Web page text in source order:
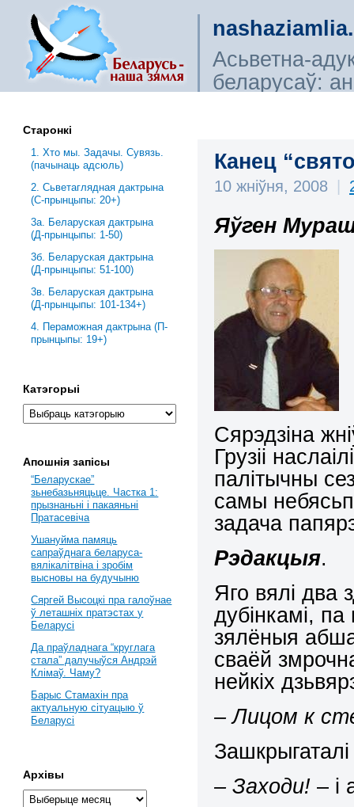
Асьветна-
беларусаў:
Канец
10 жніўня, 2008 |
Яўген
Сярэдзіна
Грузіі
палітычны
самы
задача
Рэдакцыя.
Яго вялі два
дубінкамі,
зялёныя
сваёй
нейкіх
– Лицом к
– Заходи! – і
Старонкі
1. Хто мы. Задачы. Сувязь.
(пачынаць адсюль)
2. Сьветаглядная дактрына
(С-прынцыпы: 20+)
3a. Беларуская дактрына
(Д-прынцыпы: 1-50)
3б. Беларуская дактрына
(Д-прынцыпы: 51-100)
3в. Беларуская дактрына
(Д-прынцыпы: 101-134+)
4. Пераможная дактрына (П-
прынцыпы: 19+)
Катэгорыі
Апошнія запісы
“Беларускае”
зьнебазьняцьце. Частка 1:
прызнаньні і пакаяньні
Пратасевіча
Ушануйма памяць
сапраўднага беларуса-
вялікалітвіна і зробім
высновы на будучыню
Сяргей Высоцкі пра галоўнае
ў леташніх пратэстах у
Беларусі
Да праўладнага “круглага
стала” далучыўся Андрэй
Клімаў. Чаму?
Барыс Стамахін пра
актуальную сітуацыю ў
Беларусі
Архівы